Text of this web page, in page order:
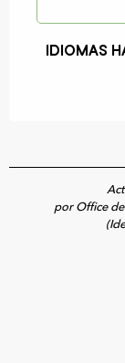
Idiomas
Idiomas
por Office de